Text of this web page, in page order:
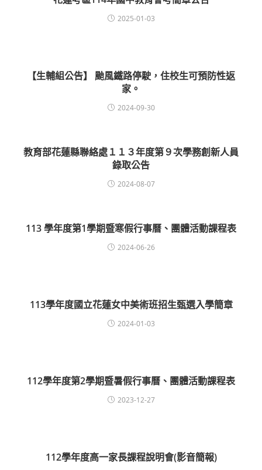
2025-01-03
【生輔組公告】 颱風鐵路停駛，住校生可預防性返
家。
2024-09-30
教育部花蓮縣聯絡處１１３年度第９次學務創新人員
錄取公告
2024-08-07
113 學年度第1學期暨寒假行事曆、團體活動課程表
2024-06-26
113學年度國立花蓮女中美術班招生甄選入學簡章
2024-01-03
112學年度第2學期暨暑假行事曆、團體活動課程表
2023-12-27
112學年度高一家長課程說明會(影音簡報)